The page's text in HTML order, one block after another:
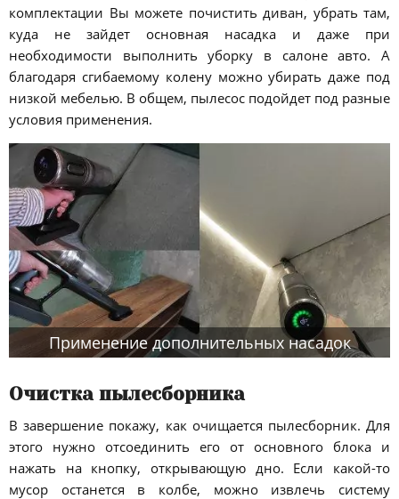
комплектации Вы можете почистить диван, убрать там,
куда не зайдет основная насадка и даже при
необходимости выполнить уборку в салоне авто. А
благодаря сгибаемому колену можно убирать даже под
низкой мебелью. В общем, пылесос подойдет под разные
условия применения.
Применение дополнительных насадок
Очистка пылесборника
В завершение покажу, как очищается пылесборник. Для
этого нужно отсоединить его от основного блока и
нажать на кнопку, открывающую дно. Если какой-то
мусор останется в колбе, можно извлечь систему